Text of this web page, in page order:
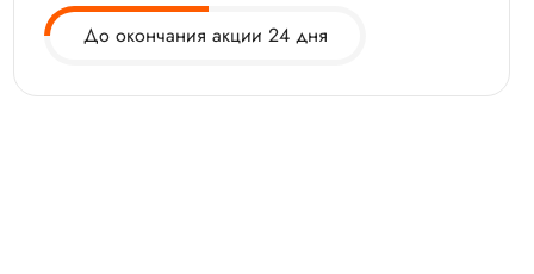
До окончания акции 24 дня